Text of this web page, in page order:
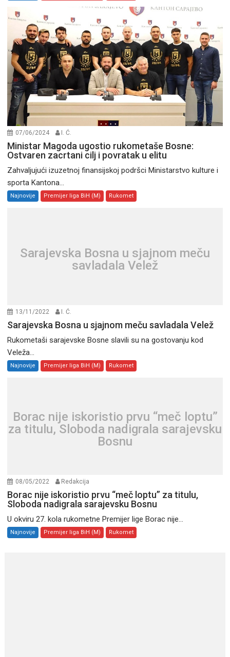
07/06/2024 I. Ć.
Ministar Magoda ugostio rukometaše Bosne:
Ostvaren zacrtani cilj i povratak u elitu
Zahvaljujući izuzetnoj finansijskoj podršci Ministarstvo kulture i
sporta Kantona...
Najnovije Premijer liga BiH (M) Rukomet
Sarajevska Bosna u sjajnom meču
savladala Velež
13/11/2022 I. Ć.
Sarajevska Bosna u sjajnom meču savladala Velež
Rukometaši sarajevske Bosne slavili su na gostovanju kod
Veleža...
Najnovije Premijer liga BiH (M) Rukomet
Borac nije iskoristio prvu “meč loptu”
za titulu, Sloboda nadigrala sarajevsku
Bosnu
08/05/2022 Redakcija
Borac nije iskoristio prvu “meč loptu” za titulu,
Sloboda nadigrala sarajevsku Bosnu
U okviru 27. kola rukometne Premijer lige Borac nije...
Najnovije Premijer liga BiH (M) Rukomet